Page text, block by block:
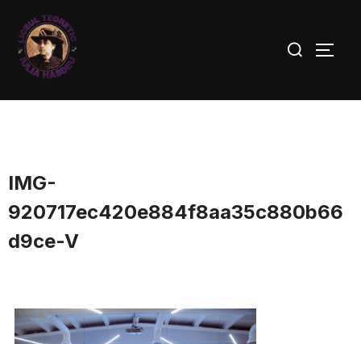
IMG-
920717ec420e884f8aa35c880b66
d9ce-V